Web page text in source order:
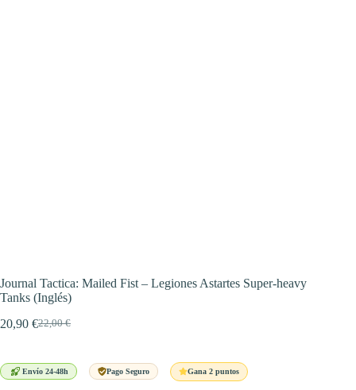
Journal Tactica: Mailed Fist – Legiones Astartes Super-heavy
Tanks (Inglés)
22,00€
El
era:
20,90 €El
es:
Envío 24-48h Pago Seguro Gana 2 puntos